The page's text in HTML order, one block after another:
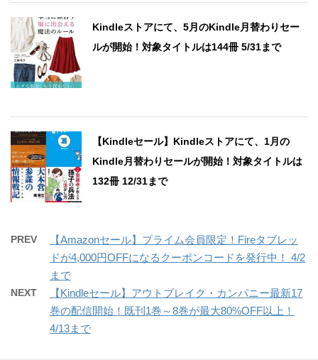
Kindleストアにて、5月のKindle月替わりセー
ルが開始！対象タイトルは144冊 5/31まで
【Kindleセール】Kindleストアにて、1月の
Kindle月替わりセールが開始！対象タイトルは
132冊 12/31まで
PREV
【Amazonセール】プライム会員限定！Fireタブレッ
ドが4,000円OFFになるクーポンコードを発行中！ 4/2
まで
NEXT
【Kindleセール】アウトブレイク・カンパニー最新17
巻の配信開始！既刊1巻～8巻が最大80%OFF以上！
4/13まで